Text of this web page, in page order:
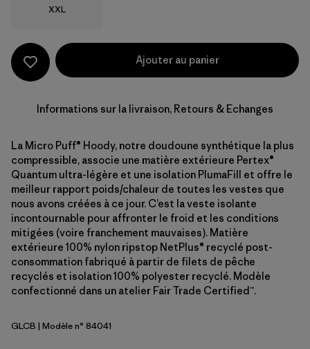
Taille
XXL
Ajouter au panier
Informations sur la livraison, Retours & Echanges
La Micro Puff® Hoody, notre doudoune synthétique la plus
compressible, associe une matière extérieure Pertex®
Quantum ultra-légère et une isolation PlumaFill et offre le
meilleur rapport poids/chaleur de toutes les vestes que
nous avons créées à ce jour. C’est la veste isolante
incontournable pour affronter le froid et les conditions
mitigées (voire franchement mauvaises). Matière
extérieure 100% nylon ripstop NetPlus® recyclé post-
consommation fabriqué à partir de filets de pêche
recyclés et isolation 100% polyester recyclé. Modèle
confectionné dans un atelier Fair Trade Certified™.
Glacial Blue
GLCB | Modèle n° 84041